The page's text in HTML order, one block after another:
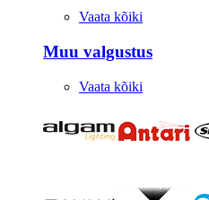
Vaata kõiki
Muu valgustus
Vaata kõiki